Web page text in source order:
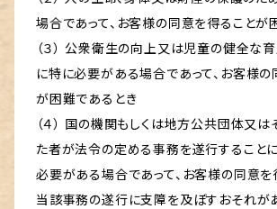
場合であって、お客様の同意を得ることが
（３） 公衆衛生の向上又は児童の健全な
に特に必要がある場合であって、お客様の
が困難であるとき
（４） 国の機関もしくは地方公共団体又
た者が法令の定める事務を遂行すること
必要がある場合であって、お客様の同意を
当該事務の遂行に支障を及ぼすおそれが